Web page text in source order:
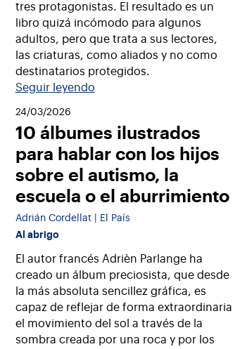
tres protagonistas. El resultado es un
libro quizá incómodo para algunos
adultos, pero que trata a sus lectores,
las criaturas, como aliados y no como
destinatarios protegidos.
Seguir leyendo
24/03/2026
10 álbumes ilustrados
para hablar con los hijos
sobre el autismo, la
escuela o el aburrimiento
Adrián Cordellat | El País
Al abrigo
El autor francés Adrièn Parlange ha
creado un álbum preciosista, que desde
la más absoluta sencillez gráfica, es
capaz de reflejar de forma extraordinaria
el movimiento del sol a través de la
sombra creada por una roca y por los